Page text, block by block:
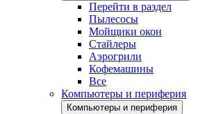
Перейти в раздел
Пылесосы
Мойщики окон
Стайлеры
Аэрогрили
Кофемашины
Все
Компьютеры и периферия
Компьютеры и периферия